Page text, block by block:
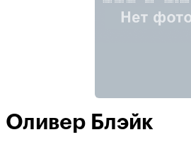
Оливер Блэйк